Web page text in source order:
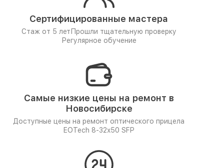
Сертифицированные мастера
Стаж от 5 лет Прошли тщательную проверку
Регулярное обучение
Самые низкие цены на ремонт в
Новосибирске
Доступные цены на ремонт оптического прицела
EOTech 8-32x50 SFP